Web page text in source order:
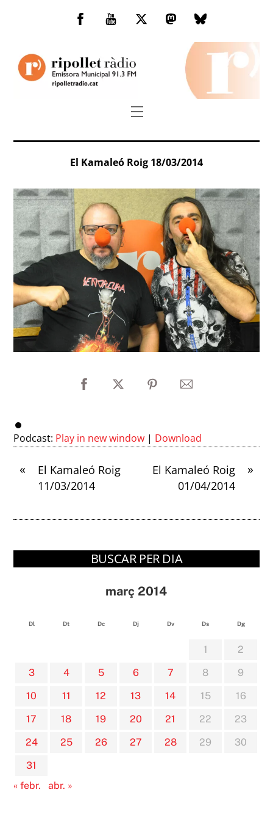
Facebook
You
TwitterMastodonBluesky
Menu
El Kamaleó Roig 18/03/2014
Podcast: Play in new window | Download
«
El Kamaleó Roig
11/03/2014
»
El Kamaleó Roig
01/04/2014
BUSCAR PER DIA
març 2014
Dl Dt Dc Dj Dv Ds Dg
1
2
3
4 5 6 7 8
9
10
11 12 13 14 15
16
17
18 19 20 21 22
23
24
25 26 27 28 29
30
31
« febr.
abr. »